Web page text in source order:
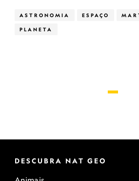
ASTRONOMIA ESPAÇO
PLANETA
DESCUBRA NAT GEO